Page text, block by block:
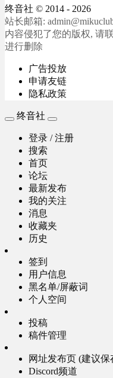
终音社 © 2014 - 2026
站长邮箱:
内容侵犯了您的版权, 请
进行删除
广告投放
申请友链
隐私政策
终音社
登录 / 注册
搜索
首页
论坛
最新发布
我的关注
消息
收藏夹
历史
签到
用户信息
黑名单/屏蔽词
个人空间
投稿
稿件管理
网址发布页 (建议保
Discord频道